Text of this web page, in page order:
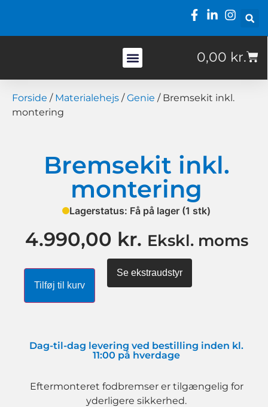
0,00 kr.
Forside / Materialehejs /Genie / Bremsekit inkl.
montering
Bremsekit inkl.
montering
Lagerstatus: Få på lager (1 stk)
4.990,00 kr. Ekskl. moms
Tilføj til kurv
Se ekstraudstyr
Dag-til-dag levering ved bestilling inden kl.
11:00 på hverdage
Eftermonteret fodbremser er tilgængelig for
yderligere sikkerhed.